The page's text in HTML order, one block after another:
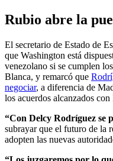
Rubio abre la
El secretario de Estado de
que Washington está
venezolano si se cumplen
Blanca, y remarcó que
negociar, a diferencia de
los acuerdos alcanzados
“Con Delcy Rodríguez se
subrayar que el futuro de la
adopten las nuevas